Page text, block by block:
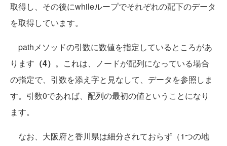
取得し、その後にwhileループでそれぞれの配下のデータ
を取得しています。
pathメソッドの引数に数値を指定しているところがあ
ります （4） 。これは、ノードが配列になっている場合
の指定で、引数を添え字と見なして、データを参照しま
す。引数0であれば、配列の最初の値ということになり
ます。
なお、大阪府と香川県は細分されておらず（1つの地